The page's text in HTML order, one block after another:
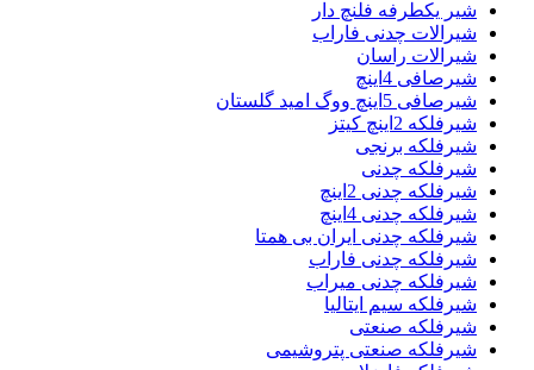
شیر یکطرفه فلنچ دار
شیرالات چدنی فاراب
شیرالات راسان
شیرصافی 4اینچ
شیرصافی 5اینچ ووگ امید گلستان
شیرفلکه 2اینچ کیتز
شیرفلکه برنجی
شیرفلکه چدنی
شیرفلکه چدنی 2اینچ
شیرفلکه چدنی 4اینچ
شیرفلکه چدنی ایران بی همتا
شیرفلکه چدنی فاراب
شیرفلکه چدنی میراب
شیرفلکه سیم ایتالیا
شیرفلکه صنعتی
شیرفلکه صنعتی پتروشیمی